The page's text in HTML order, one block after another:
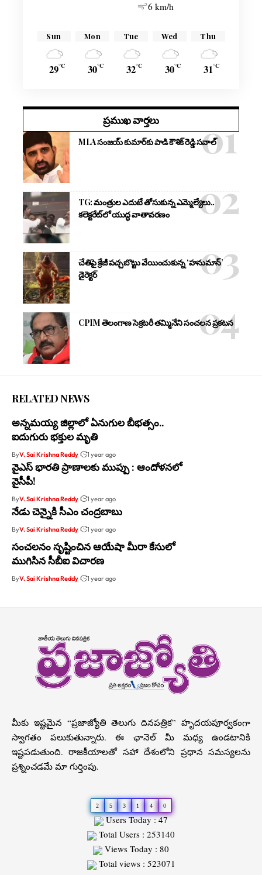
6 km/h
Sun
29°C
Mon
30°C
Tue
32°C
Wed
30°C
Thu
31°C
ప్రముఖ వార్తలు
MLA సంజయ్ కుమార్‌కు పాడి కౌశిక్ రెడ్డి సవాల్
TG: మంత్రుల ఎదుటే తోసుకున్న ఎమ్మెల్యేలు..
కలెక్టరేట్‌లో యుద్ధ వాతావరణం
చేతిపై క్రేజీ పచ్చబొట్టు వేయించుకున్న ‘హనుమాన్’
డైరెక్టర్
CPIM తెలంగాణ సెక్రటరీ తమ్మినేని సంచలన ప్రకటన
RELATED NEWS
అన్నమయ్య జిల్లాలో ఏనుగుల బీభత్సం..
ఐదుగురు భక్తుల మృతి
ByV. Sai Krishna Reddy 1 year ago
వైఎస్ భారతి ప్రాణాలకు ముప్పు : ఆందోళనలో
వైసీపీ!
ByV. Sai Krishna Reddy 1 year ago
నేడు చెన్నైకి సీఎం చంద్ర‌బాబు
ByV. Sai Krishna Reddy 1 year ago
సంచలనం సృష్టించిన ఆయేషా మీరా కేసులో
ముగిసిన సీబీఐ విచారణ
ByV. Sai Krishna Reddy 1 year ago
మీకు ఇష్టమైన “ప్రజాజ్యోతి తెలుగు దినపత్రిక” హృదయపూర్వకంగా
స్వాగతం పలుకుతున్నారు. ఈ ఛానెల్ మీ మధ్య ఉండటానికి
ఇష్టపడుతుంది. రాజకీయాలతో సహా దేశంలోని ప్రధాన సమస్యలను
ప్రశ్నించడమే మా గుర్తింపు.
2 5 3 1 4 0
Users Today : 47
Total Users : 253140
Views Today : 80
Total views : 523071